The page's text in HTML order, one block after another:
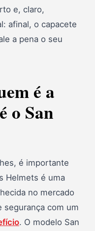
e, claro,
afinal, o capacete
a pena o seu
é a
o San
é importante
Helmets é uma
no mercado
segurança com um
. O modelo San